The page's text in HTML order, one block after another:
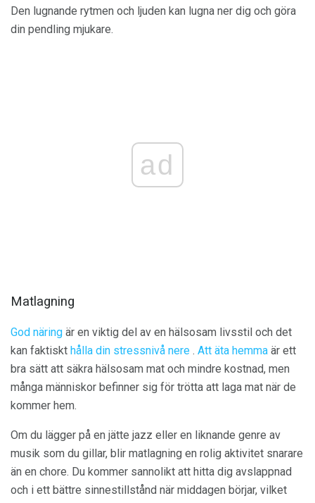
Den lugnande rytmen och ljuden kan lugna ner dig och göra
din pendling mjukare.
ad
Matlagning
God näring är en viktig del av en hälsosam livsstil och det
kan faktiskt hålla din stressnivå nere . Att äta hemma är ett
bra sätt att säkra hälsosam mat och mindre kostnad, men
många människor befinner sig för trötta att laga mat när de
kommer hem.
Om du lägger på en jätte jazz eller en liknande genre av
musik som du gillar, blir matlagning en rolig aktivitet snarare
än en chore. Du kommer sannolikt att hitta dig avslappnad
och i ett bättre sinnestillstånd när middagen börjar, vilket